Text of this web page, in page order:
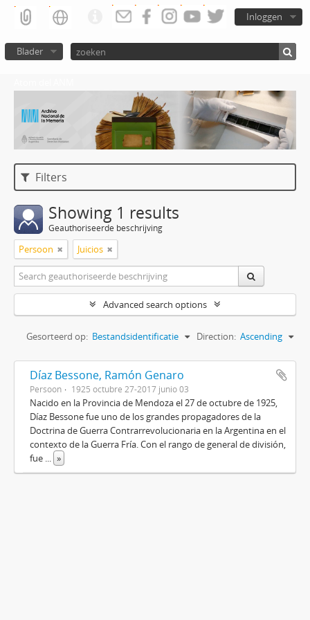
Inloggen
Blader
Filters
Showing 1 results
Geauthoriseerde beschrijving
Persoon Juicios
Advanced search options
Gesorteerd op: Bestandsidentificatie Direction: Ascending
Díaz Bessone, Ramón Genaro
Persoon 1925 octubre 27-2017 junio 03
Nacido en la Provincia de Mendoza el 27 de octubre de 1925,
Díaz Bessone fue uno de los grandes propagadores de la
Doctrina de Guerra Contrarrevolucionaria en la Argentina en el
contexto de la Guerra Fría. Con el rango de general de división,
fue ... »